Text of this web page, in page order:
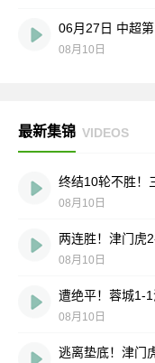
06月27日 中超
08月10日
最新集锦 VIDEOS
08月10日
08月10日
08月10日